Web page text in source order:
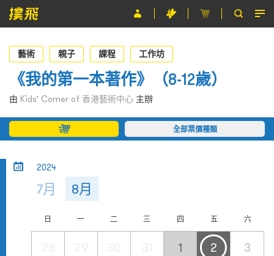
節目
主辦單位
關於撲飛
條款及細則
藝術 親子 課程 工作坊
《我的第一本著作》（8-12歲）
由 Kids’ Corner of 香港藝術中心 主辦
全部票價種類
2024
7月 8月
日 一 二 三 四 五 六
1 2 3